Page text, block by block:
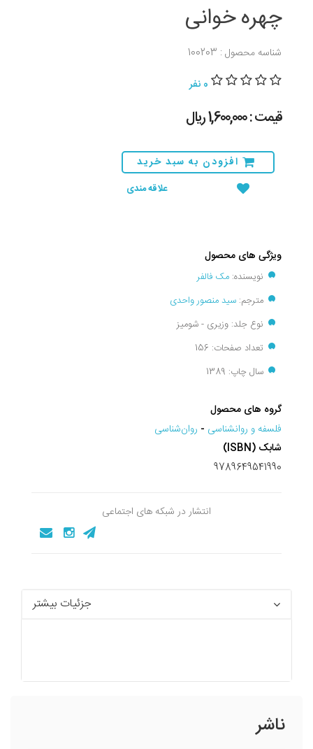
چهره خوانی
شناسه محصول : 100203
0 نفر
قیمت : 1,600,000 ريال
افزودن به سبد خرید
علاقه مندی
ویژگی های محصول
نویسنده: مک فالفر
مترجم: سید منصور واحدی
نوع جلد: وزیری - شومیز
تعداد صفحات: 156
سال چاپ: 1389
گروه های محصول
فلسفه و روانشناسی - روان‌شناسی
شابک (ISBN)
9789649541990
انتشار در شبکه های اجتماعی
جزئیات بیشتر
ناشر